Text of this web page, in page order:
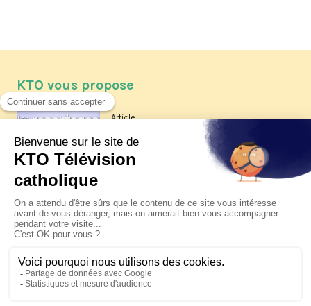
KTO vous propose
Article
Les reportages d'été 2026 de KTO
La visite pastorale du pape Léon
XIV à Assise à suivre sur KTO le
jeudi 6 août
Le pape en Uruguay, Argentine et
Pérou du 6 au 17 novembre 2026